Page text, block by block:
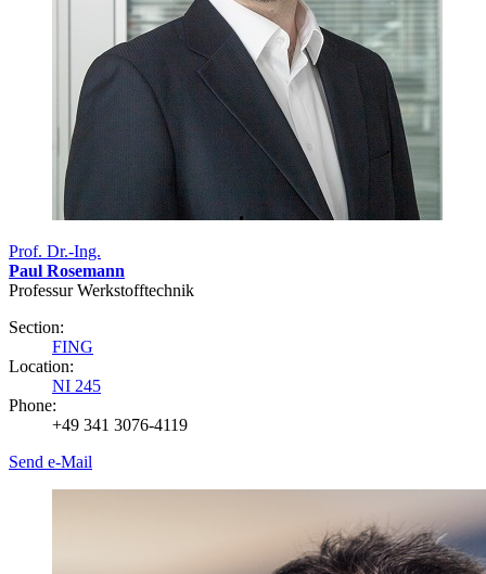
Prof. Dr.-Ing.
Paul Rosemann
Professur Werkstofftechnik
Section:
FING
Location:
NI 245
Phone:
+49 341 3076-4119
Send e-Mail